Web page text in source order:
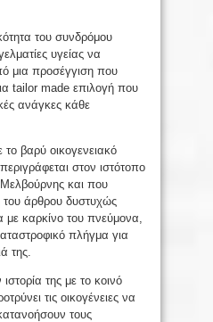
του συνδρόμου
υγείας να
μια προσέγγιση που
tailor made επιλογή που
ανάγκες κάθε
βαρύ οικογενειακό
στον ιστότοπο
Μελβούρνης και που
άρθρου δυστυχώς
καρκίνο του πνεύμονα,
πλήγμα για
της.
της με το κοινό
τις οικογένειες να
τους